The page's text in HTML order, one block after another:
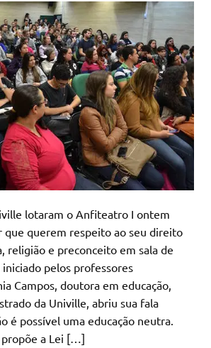
lotaram o Anfiteatro I ontem
que querem respeito ao seu direito
religião e preconceito em sala de
pelos professores
Campos, doutora em educação,
da Univille, abriu sua fala
é possível uma educação neutra.
a Lei […]